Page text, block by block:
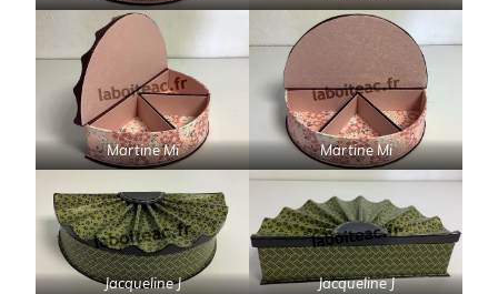
Martine Mi Martine Mi
Jacqueline J Jacqueline J